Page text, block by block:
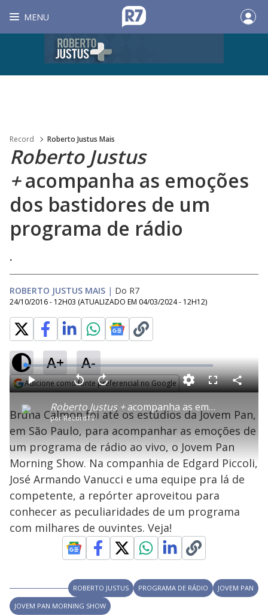
MENU
Record Roberto Justus Mais
Roberto Justus
+acompanha as emoções
dos bastidores de um
programa de rádio
.
ROBERTO JUSTUS MAIS | Do R7
24/10/2016 - 12H03 (ATUALIZADO EM 04/03/2024 - 12H12)
A+ A-
Adicione como fonte preferencial no Google
P
l
a
y
V
i
Roberto Justus +acompanha as emoções dos bastidores de um programa de rádio
por RecordTV
P V
l
t
a
r
0
s
e
g
n
d
s
A
n
1
s
e
u
n
o
s
M
u
L
o
a
d
e
:
2
.
9
7
%
F
l
s
c
e
n
C
o
a
r
i
l
Bruna Calmon foi até os estúdios da Jovem Pan,
em São Paulo, para acompanhar as emoções de
um programa de rádio ao vivo, o Jovem Pan
Morning Show. Na companhia de Edgard Piccoli,
José Armando Vanucci e uma equipe pra lá de
competente, a repórter aproveitou para
conhecer as peculiaridades de um programa
com milhares de ouvintes. Veja!
ROBERTO JUSTUS PROGRAMA DE RÁDIO
JOVEM PAN
JOVEM PAN MORNING SHOW